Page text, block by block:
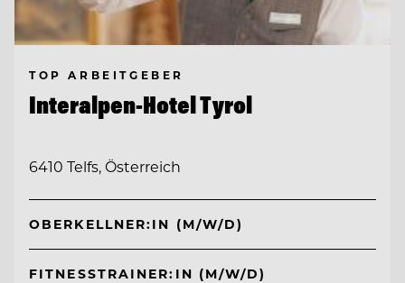
TOP ARBEITGEBER
Interalpen-Hotel Tyrol
6410 Telfs, Österreich
OBERKELLNER:IN (M/W/D)
FITNESSTRAINER:IN (M/W/D)